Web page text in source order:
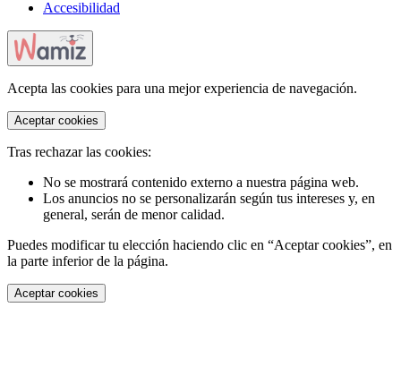
Accesibilidad
Acepta las cookies para una mejor experiencia de navegación.
Aceptar cookies
Tras rechazar las cookies:
No se mostrará contenido externo a nuestra página web.
Los anuncios no se personalizarán según tus intereses y, en
general, serán de menor calidad.
Puedes modificar tu elección haciendo clic en “Aceptar cookies”, en
la parte inferior de la página.
Aceptar cookies